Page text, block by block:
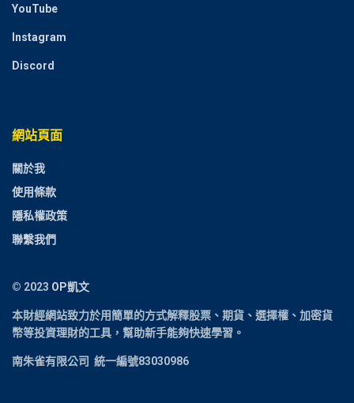
YouTube
Instagram
Discord
網站頁面
關於我
使用條款
隱私權政策
聯繫我們
© 2023 OP凱文
本財經網站致力於用簡單的方式解釋股票、期貨、選擇權、加密貨
幣等投資理財的工具，幫助新手能夠快速學習。
南朱雀有限公司 統一編號83030986